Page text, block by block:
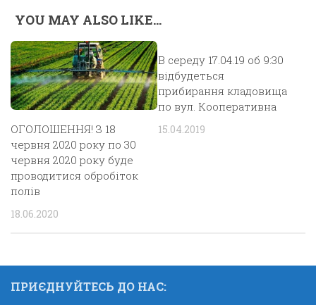
YOU MAY ALSO LIKE...
ОГОЛОШЕННЯ! З 18
червня 2020 року по 30
червня 2020 року буде
проводитися обробіток
полів
18.06.2020
В середу 17.04.19 об 9:30
відбудеться
прибирання кладовища
по вул. Кооперативна
15.04.2019
ПРИЄДНУЙТЕСЬ ДО НАС: